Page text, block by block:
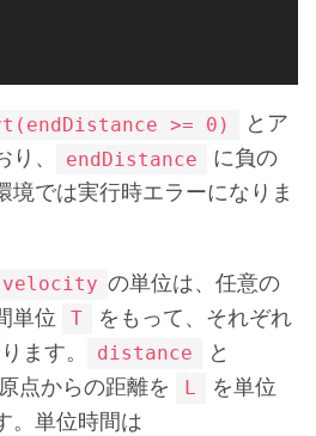
>= 0)
とア
、
endDistance
に負の
境では実行時エラーになりま
velocity の単位は、任意の
単位 T をもって、それぞれ
ます。 distance と
点からの距離を L
を単位
。単位時間は